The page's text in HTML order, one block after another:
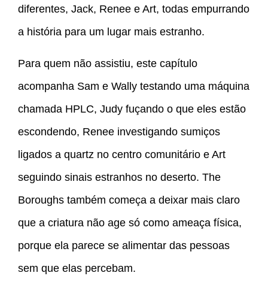
diferentes, Jack, Renee e Art, todas empurrando
a história para um lugar mais estranho.
Para quem não assistiu, este capítulo
acompanha Sam e Wally testando uma máquina
chamada HPLC, Judy fuçando o que eles estão
escondendo, Renee investigando sumiços
ligados a quartz no centro comunitário e Art
seguindo sinais estranhos no deserto. The
Boroughs também começa a deixar mais claro
que a criatura não age só como ameaça física,
porque ela parece se alimentar das pessoas
sem que elas percebam.